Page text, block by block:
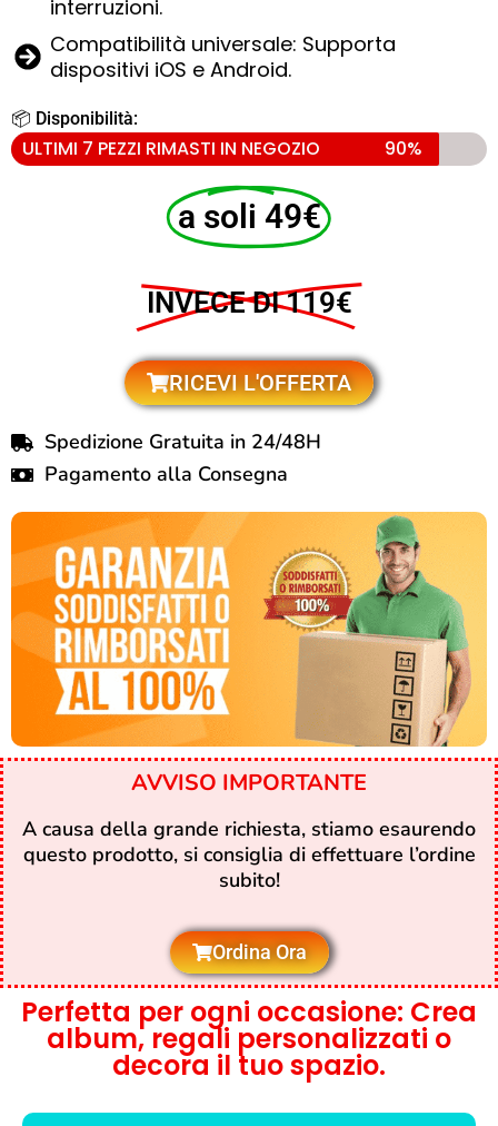
interruzioni.
Compatibilità universale: Supporta
dispositivi iOS e Android.
📦 Disponibilità:
ULTIMI 7 PEZZI RIMASTI IN NEGOZIO 90%
a soli 49€
INVECE DI 119€
RICEVI L'OFFERTA
Spedizione Gratuita in 24/48H
Pagamento alla Consegna
AVVISO IMPORTANTE
A causa della grande richiesta, stiamo esaurendo
questo prodotto, si consiglia di effettuare l’ordine
subito!
Ordina Ora
Perfetta per ogni occasione: Crea
album, regali personalizzati o
decora il tuo spazio.